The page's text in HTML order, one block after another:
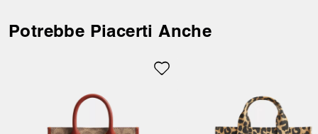
to hold small essentials and
hands-free wear on the
Potrebbe Piacerti Anche